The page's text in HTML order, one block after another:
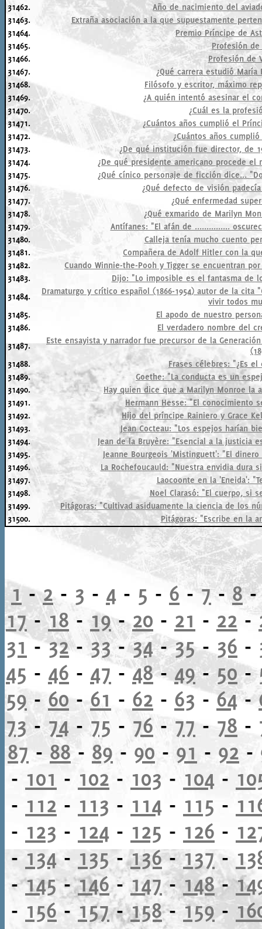
31462.
Año de nacimiento del
31463.
Extraña asociación a la que supuestamente
31464.
Premio Príncipe de
31465.
Profesión
31466.
Profesión de
31467.
¿Qué carrera estudió María
31468.
Filósofo y escritor, máximo
31469.
¿A quién intentó asesinar el
31470.
¿Cuál es la
31471.
¿Cuántos años cumplió el
31472.
¿Cuántos años
31473.
¿De qué institución fue director, de
31474.
¿De qué presidente americano procede
31475.
¿Qué cínico personaje de ficción dice...
31476.
¿Qué defecto de visión
31477.
¿Qué enfermedad
31478.
¿Qué exmarido de Marilyn
31479.
Antífanes: "El afán de ...............
31480.
Calleja tenía mucho cuento
31481.
Compañera de Adolf Hitler con la
31482.
Cuando Winnie-the-Pooh y Tigger se encuentran
31483.
Dijo: "Lo imposible es el fantasma de
31484.
Dramaturgo y crítico español (1866-1954) autor de la
vivir todos
31485.
El apodo de nuestro
31486.
El verdadero nombre del
31487.
Este ensayista y narrador fue precursor de la
31488.
Frases célebres: "¿Es el
31489.
Goethe: "La conducta es un
31490.
Hay quien dice que a Marilyn Monroe la
31491.
Hermann Hesse: "El conocimiento
31492.
Hijo del príncipe Rainiero y Grace
31493.
Jean Cocteau: "Los espejos harían
31494.
Jean de la Bruyère: "Esencial a la justicia
31495.
Jeanne Bourgeois 'Mistinguett': "El
31496.
La Rochefoucauld: "Nuestra envidia dura
31497.
Laocoonte en la 'Eneida':
31498.
Noel Clarasó: "El cuerpo, si
31499.
Pitágoras: "Cultivad asiduamente la ciencia de los
31500.
Pitágoras: "Escribe en la
1-2- 3 - 4 - 5 - 6 -7-8
17-18-19-20 - 21 - 22 -
31 -32-33-34-35- 36 -
45 - 46 - 47 -48-49-50-
59 - 60 - 61 - 62 - 63 -64-
73 -74 -75 - 76 - 77 - 78 -
87 - 88- 89 - 90 - 91 - 92 -
- 101 - 102 - 103 - 104 -
- 112 - 113 - 114 - 115 -
- 123 - 124 - 125 - 126 -
-134-135-136-137-
-145-146-147-148-
- 156 - 157-158-159-